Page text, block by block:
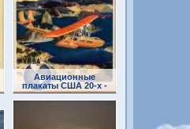
Авиационные
плакаты США 20-х -
30-х годов